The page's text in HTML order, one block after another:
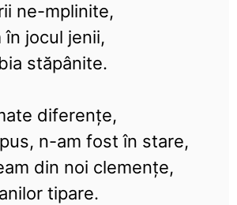
ne-mplinite,
în jocul jenii,
stăpânite.
diferențe,
n-am fost în stare,
din noi clemențe,
tipare.